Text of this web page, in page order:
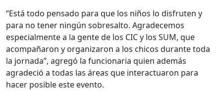
“Está todo pensado para que los niños lo disfruten y
para no tener ningún sobresalto. Agradecemos
especialmente a la gente de los CIC y los SUM, que
acompañaron y organizaron a los chicos durante toda
la jornada”, agregó la funcionaria quien además
agradeció a todas las áreas que interactuaron para
hacer posible este evento.